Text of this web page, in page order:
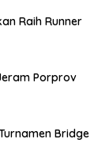
Raih Runner
Porprov
Bridge